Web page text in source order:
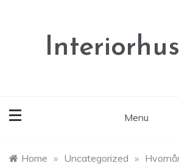
Menu
Home » Uncategorized »